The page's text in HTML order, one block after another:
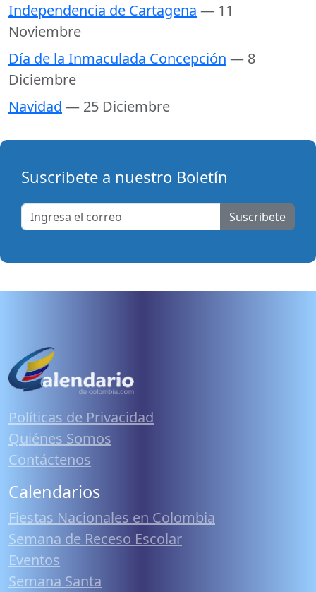
Independencia de Cartagena — 11
Noviembre
Día de la Inmaculada Concepción — 8
Diciembre
Navidad — 25 Diciembre
Suscribete a nuestro Boletín
Suscribete
Políticas de Privacidad
Quiénes Somos
Contáctenos
Calendarios
Fiestas Nacionales en Colombia
Semana de Receso Escolar
Eventos
Semana Santa